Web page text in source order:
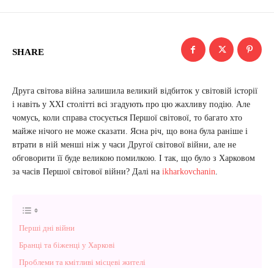
SHARE
Друга світова війна залишила великий відбиток у світовій історії
і навіть у XXI столітті всі згадують про цю жахливу подію. Але
чомусь, коли справа стосується Першої світової, то багато хто
майже нічого не може сказати. Ясна річ, що вона була раніше і
втрати в ній менші ніж у часи Другої світової війни, але не
обговорити її буде великою помилкою. І так, що було з Харковом
за часів Першої світової війни? Далі на ikharkovchanin.
Перші дні війни
Бранці та біженці у Харкові
Проблеми та кмітливі місцеві жителі